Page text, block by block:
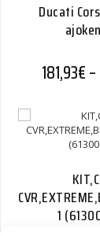
Ducati
181,93€–
1